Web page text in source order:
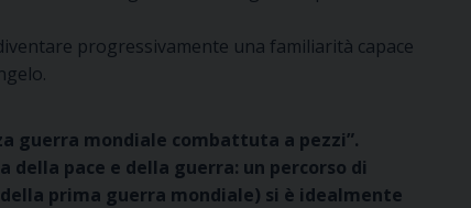
progressivamente una familiarità capace
guerra mondiale combattuta a pezzi”.
pace e della guerra: un percorso di
prima guerra mondiale) si è idealmente